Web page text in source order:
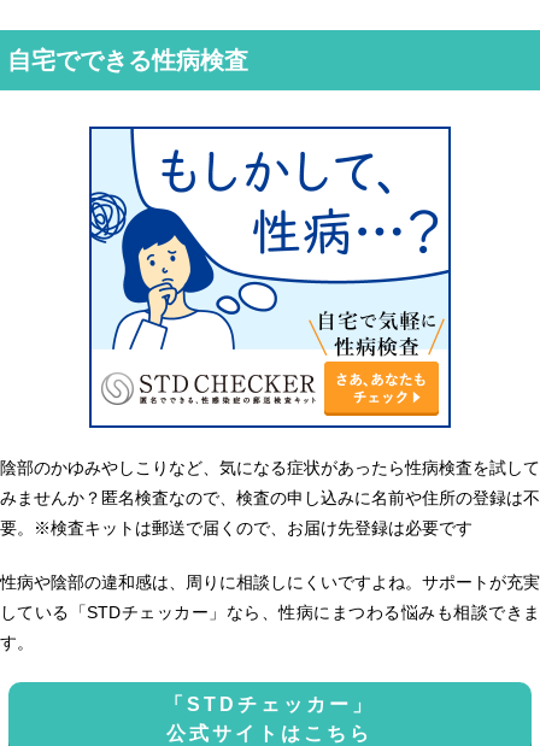
自宅でできる性病検査
陰部のかゆみやしこりなど、気になる症状があったら性病検査を試して
みませんか？匿名検査なので、検査の申し込みに名前や住所の登録は不
要。※検査キットは郵送で届くので、お届け先登録は必要です
性病や陰部の違和感は、周りに相談しにくいですよね。サポートが充実
している「STDチェッカー」なら、性病にまつわる悩みも相談できま
す。
「STDチェッカー」
公式サイトはこちら